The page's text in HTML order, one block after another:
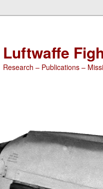
Luftwaffe
Research – Publications –